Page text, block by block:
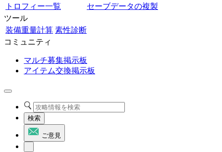
トロフィー一覧
セーブデータの複製
ツール
装備重量計算 素性診断
コミュニティ
マルチ募集掲示板
アイテム交換掲示板
検索
ご意見